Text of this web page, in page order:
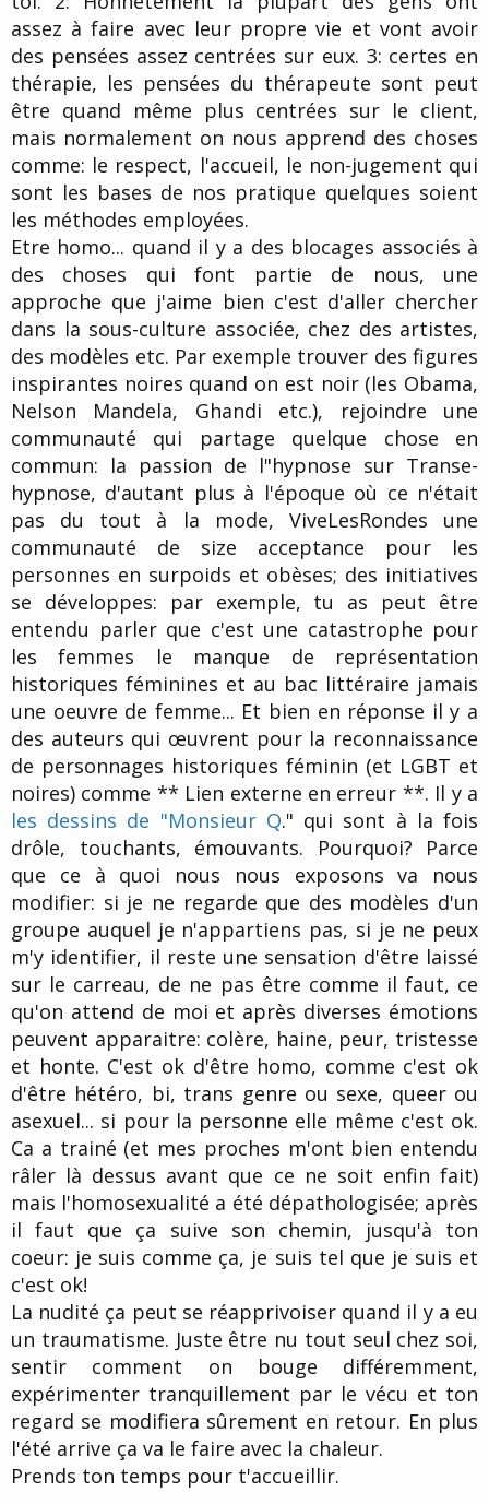
assez à faire avec leur propre vie et vont avoir
des pensées assez centrées sur eux. 3: certes en
thérapie, les pensées du thérapeute sont peut
être quand même plus centrées sur le client,
mais normalement on nous apprend des choses
comme: le respect, l'accueil, le non-jugement qui
sont les bases de nos pratique quelques soient
les méthodes employées.
Etre homo... quand il y a des blocages associés à
des choses qui font partie de nous, une
approche que j'aime bien c'est d'aller chercher
dans la sous-culture associée, chez des artistes,
des modèles etc. Par exemple trouver des figures
inspirantes noires quand on est noir (les Obama,
Nelson Mandela, Ghandi etc.), rejoindre une
communauté qui partage quelque chose en
commun: la passion de l"hypnose sur Transe-
hypnose, d'autant plus à l'époque où ce n'était
pas du tout à la mode, ViveLesRondes une
communauté de size acceptance pour les
personnes en surpoids et obèses; des initiatives
se développes: par exemple, tu as peut être
entendu parler que c'est une catastrophe pour
les femmes le manque de représentation
historiques féminines et au bac littéraire jamais
une oeuvre de femme... Et bien en réponse il y a
des auteurs qui œuvrent pour la reconnaissance
de personnages historiques féminin (et LGBT et
noires) comme ** Lien externe en erreur **. Il y a
les dessins de "Monsieur Q." qui sont à la fois
drôle, touchants, émouvants. Pourquoi? Parce
que ce à quoi nous nous exposons va nous
modifier: si je ne regarde que des modèles d'un
groupe auquel je n'appartiens pas, si je ne peux
m'y identifier, il reste une sensation d'être laissé
sur le carreau, de ne pas être comme il faut, ce
qu'on attend de moi et après diverses émotions
peuvent apparaitre: colère, haine, peur, tristesse
et honte. C'est ok d'être homo, comme c'est ok
d'être hétéro, bi, trans genre ou sexe, queer ou
asexuel... si pour la personne elle même c'est ok.
Ca a trainé (et mes proches m'ont bien entendu
râler là dessus avant que ce ne soit enfin fait)
mais l'homosexualité a été dépathologisée; après
il faut que ça suive son chemin, jusqu'à ton
coeur: je suis comme ça, je suis tel que je suis et
c'est ok!
La nudité ça peut se réapprivoiser quand il y a eu
un traumatisme. Juste être nu tout seul chez soi,
sentir comment on bouge différemment,
expérimenter tranquillement par le vécu et ton
regard se modifiera sûrement en retour. En plus
l'été arrive ça va le faire avec la chaleur.
Prends ton temps pour t'accueillir.